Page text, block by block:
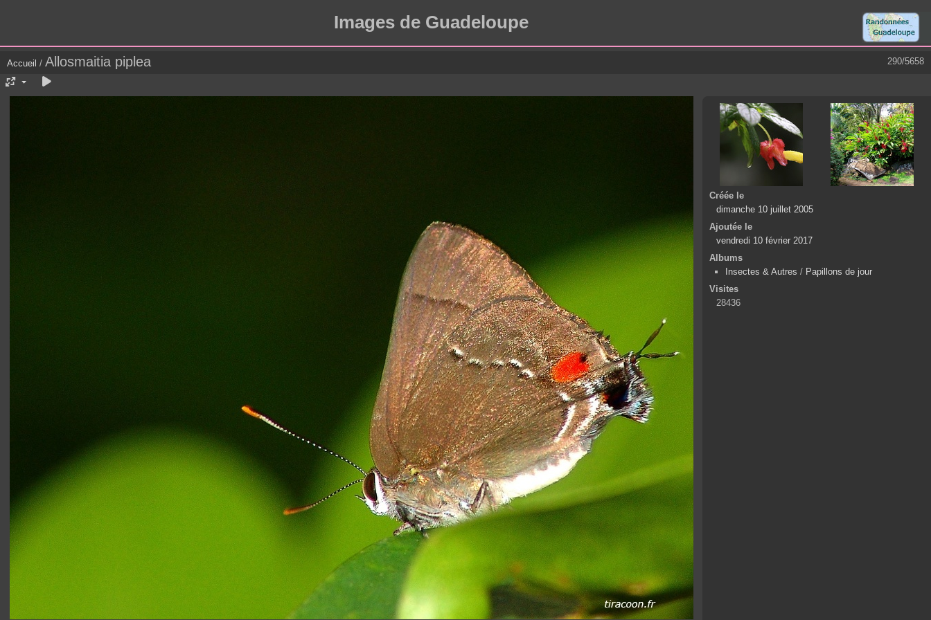
Images de Guadeloupe
290/5658
Accueil / Allosmaitia piplea
Créée le
dimanche 10 juillet 2005
Ajoutée le
vendredi 10 février 2017
Albums
Insectes & Autres / Papillons de jour
Visites
28436